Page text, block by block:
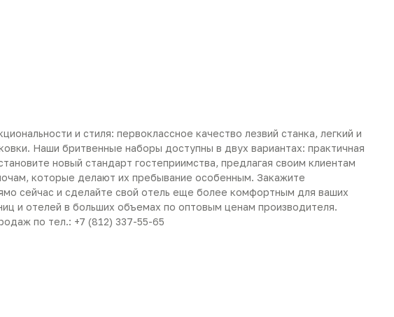
и стиля: первоклассное качество лезвий станка, легкий и
Наши бритвенные наборы доступны в двух вариантах: практичная
новый стандарт гостеприимства, предлагая своим клиентам
которые делают их пребывание особенным. Закажите
сейчас и сделайте свой отель еще более комфортным для ваших
и отелей в больших объемах по оптовым ценам производителя.
по тел.: +7 (812) 337-55-65